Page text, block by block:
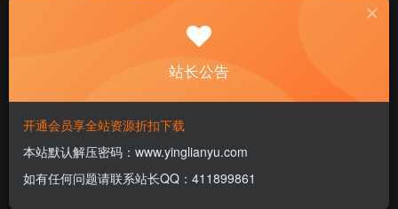
最新FreeBbs论坛社区APP源
码
付费资源 ￥5 APP源码
站长公告
开通会员享全站资源折扣下载
本站默认解压密码：www.yinglianyu.com
如有任何问题请联系站长QQ：411899861